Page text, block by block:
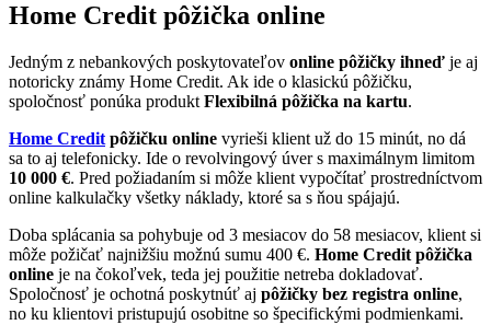
Home Credit pôžička online
Jedným z nebankových poskytovateľov online pôžičky ihneď je aj
notoricky známy Home Credit. Ak ide o klasickú pôžičku,
spoločnosť ponúka produkt Flexibilná pôžička na kartu.
Home Credit pôžičku online vyrieši klient už do 15 minút, no dá
sa to aj telefonicky. Ide o revolvingový úver s maximálnym limitom
10 000 €. Pred požiadaním si môže klient vypočítať prostredníctvom
online kalkulačky všetky náklady, ktoré sa s ňou spájajú.
Doba splácania sa pohybuje od 3 mesiacov do 58 mesiacov, klient si
môže požičať najnižšiu možnú sumu 400 €. Home Credit pôžička
online je na čokoľvek, teda jej použitie netreba dokladovať.
Spoločnosť je ochotná poskytnúť aj pôžičky bez registra online,
no ku klientovi pristupujú osobitne so špecifickými podmienkami.